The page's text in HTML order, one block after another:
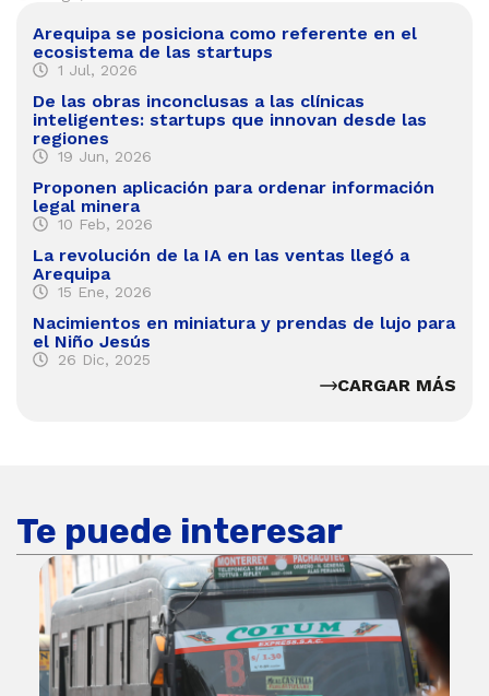
Arequipa se posiciona como referente en el
ecosistema de las startups
1 Jul, 2026
De las obras inconclusas a las clínicas
inteligentes: startups que innovan desde las
regiones
19 Jun, 2026
Proponen aplicación para ordenar información
legal minera
10 Feb, 2026
La revolución de la IA en las ventas llegó a
Arequipa
15 Ene, 2026
Nacimientos en miniatura y prendas de lujo para
el Niño Jesús
26 Dic, 2025
CARGAR MÁS
Te puede interesar